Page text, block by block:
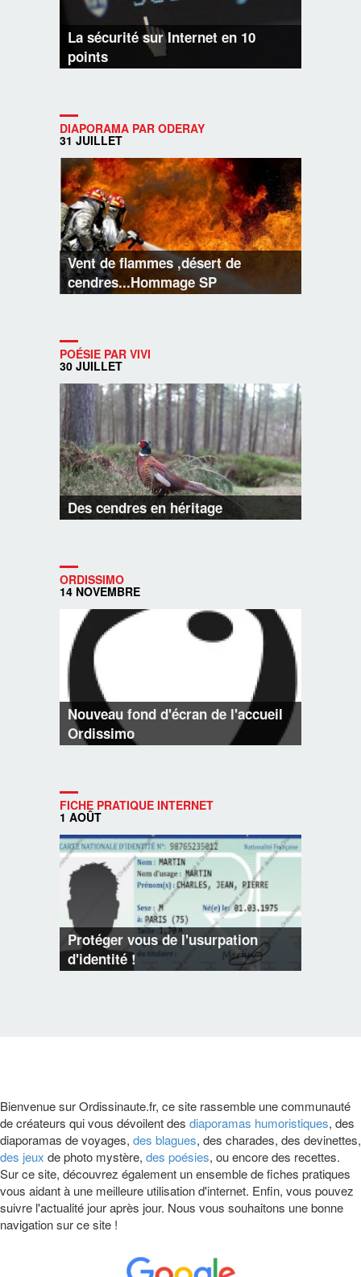
La sécurité sur Internet en 10
points
DIAPORAMA PAR ODERAY
31 JUILLET
Vent de flammes ,désert de
cendres...Hommage SP
POÉSIE PAR VIVI
30 JUILLET
Des cendres en héritage
ORDISSIMO
14 NOVEMBRE
Nouveau fond d'écran de l'accueil
Ordissimo
FICHE PRATIQUE INTERNET
1 AOÛT
Protéger vous de l'usurpation
d'identité !
Bienvenue sur Ordissinaute.fr, ce site rassemble une communauté
de créateurs qui vous dévoilent des diaporamas humoristiques, des
diaporamas de voyages, des blagues, des charades, des devinettes,
des jeux de photo mystère, des poésies, ou encore des recettes.
Sur ce site, découvrez également un ensemble de fiches pratiques
vous aidant à une meilleure utilisation d'internet. Enfin, vous pouvez
suivre l'actualité jour après jour. Nous vous souhaitons une bonne
navigation sur ce site !